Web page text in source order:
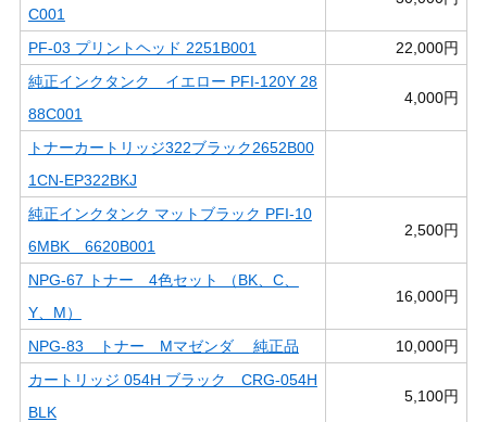
C001
PF-03 プリントヘッド 2251B001
22,000円
純正インクタンク イエロー PFI-120Y 28
88C001
4,000円
トナーカートリッジ322ブラック2652B00
1CN-EP322BKJ
純正インクタンク マットブラック PFI-10
6MBK 6620B001
2,500円
NPG-67 トナー 4色セット （BK、C、
Y、M）
16,000円
NPG-83 トナー Mマゼンダ 純正品
10,000円
カートリッジ 054H ブラック CRG-054H
BLK
5,100円